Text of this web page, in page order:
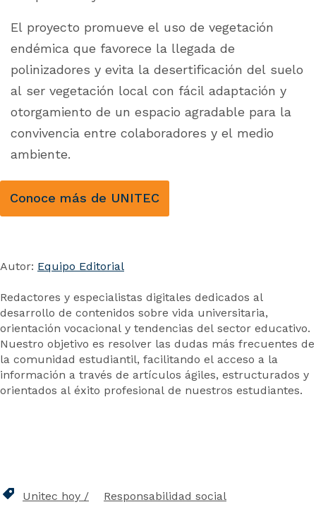
El proyecto promueve el uso de vegetación
endémica que favorece la llegada de
polinizadores y evita la desertificación del suelo
al ser vegetación local con fácil adaptación y
otorgamiento de un espacio agradable para la
convivencia entre colaboradores y el medio
ambiente.
Conoce más de UNITEC
Autor: Equipo Editorial
Redactores y especialistas digitales dedicados al
desarrollo de contenidos sobre vida universitaria,
orientación vocacional y tendencias del sector educativo.
Nuestro objetivo es resolver las dudas más frecuentes de
la comunidad estudiantil, facilitando el acceso a la
información a través de artículos ágiles, estructurados y
orientados al éxito profesional de nuestros estudiantes.
Unitec hoy Responsabilidad social